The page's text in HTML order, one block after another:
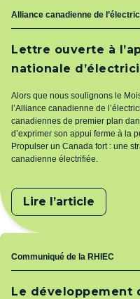
Lettre ouverte à
nationale
Sujet
Alliance canadienne de
Alors que nous soulignons le
l’Alliance canadienne de
canadiennes de premier plan
d’exprimer son appui ferme à la
Propulser un Canada fort : une
canadienne électrifiée.
Lire l’article
Le développement
Sujet
Communiqué de la RHIEC